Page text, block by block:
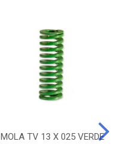
MOLA TV 13 X 025 VERDE